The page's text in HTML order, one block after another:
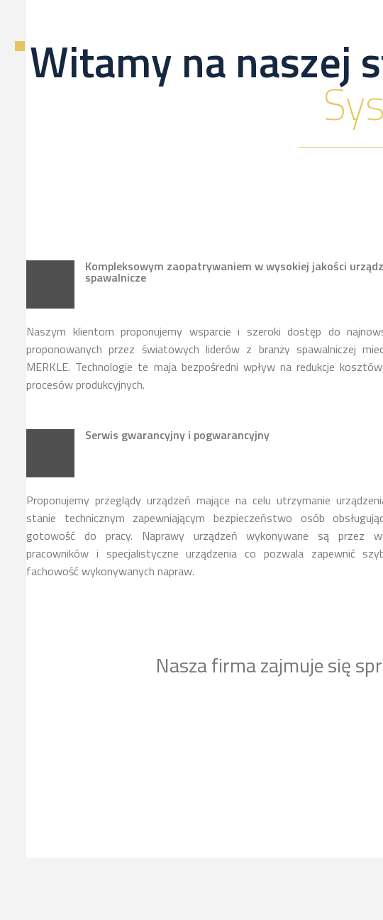
Witamy na naszej
Kompleksowym zaopatrywaniem w wysokiej jakości
spawalnicze
Naszym klientom proponujemy wsparcie i szeroki dostęp do
proponowanych przez światowych liderów z branży spawalniczej
MERKLE. Technologie te maja bezpośredni wpływ na redukcje
procesów produkcyjnych.
Serwis gwarancyjny i pogwarancyjny
Proponujemy przeglądy urządzeń mające na celu utrzymanie
stanie technicznym zapewniającym bezpieczeństwo osób
gotowość do pracy. Naprawy urządzeń wykonywane są przez
pracowników i specjalistyczne urządzenia co pozwala zapewnić
fachowość wykonywanych napraw.
Nasza firma zajmuje się